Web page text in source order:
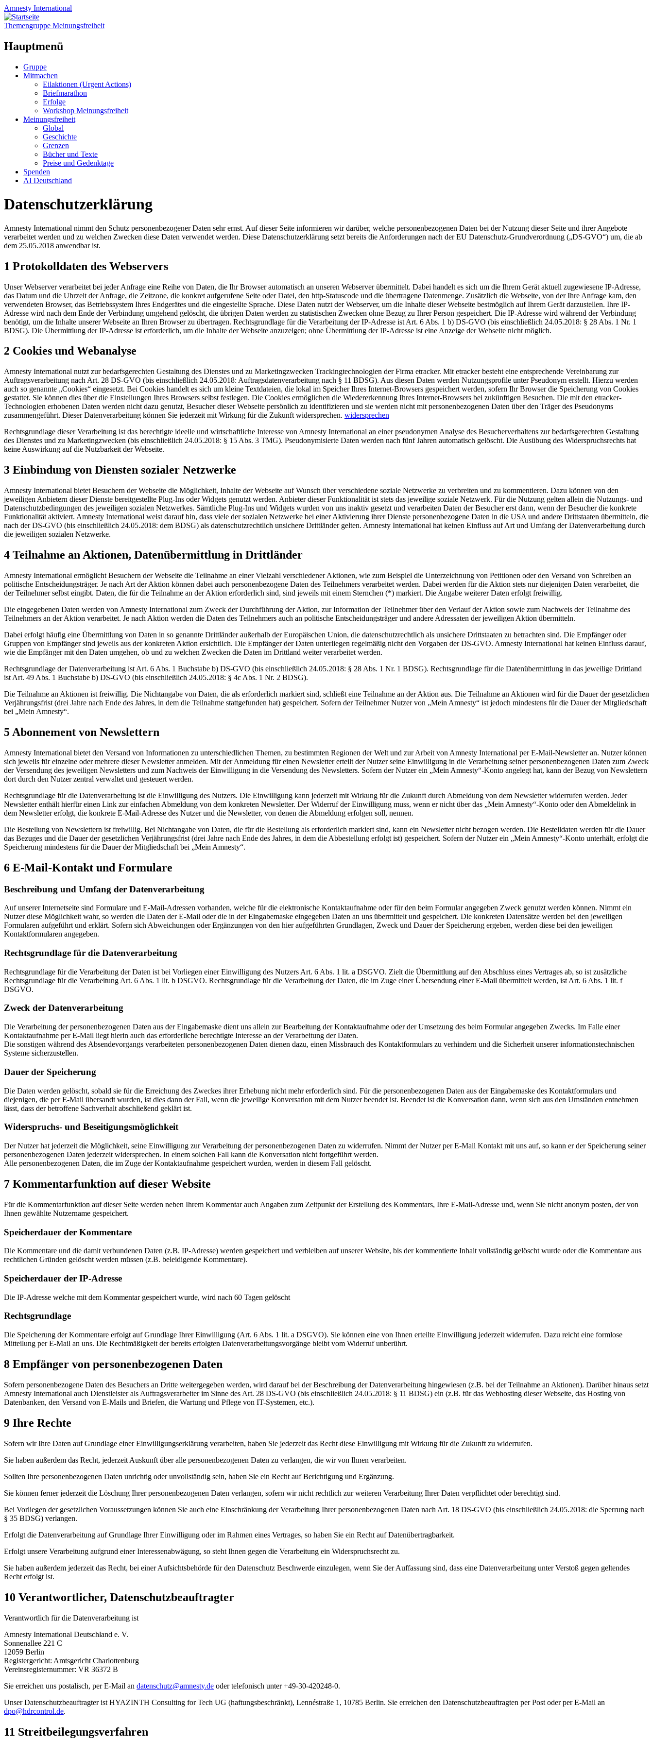
Amnesty International
Themengruppe Meinungsfreiheit
Hauptmenü
Zum
Inhalt
Gruppe
Mitmachen
Eilaktionen (Urgent Actions)
Briefmarathon
Erfolge
Workshop Meinungsfreiheit
Meinungsfreiheit
Global
Geschichte
Grenzen
Bücher und Texte
Preise und Gedenktage
Spenden
AI Deutschland
Datenschutzerklärung
Amnesty International nimmt den Schutz personenbezogener Daten sehr ernst. Auf dieser Seite informieren wir darüber, welche personenbezogenen Daten bei der Nutzung dieser Seite und ihrer Angebote
verarbeitet werden und zu welchen Zwecken diese Daten verwendet werden. Diese Datenschutzerklärung setzt bereits die Anforderungen nach der EU Datenschutz-Grundverordnung („DS-GVO“) um, die ab
dem 25.05.2018 anwendbar ist.
1 Protokolldaten des Webservers
Unser Webserver verarbeitet bei jeder Anfrage eine Reihe von Daten, die Ihr Browser automatisch an unseren Webserver übermittelt. Dabei handelt es sich um die Ihrem Gerät aktuell zugewiesene IP-Adresse,
das Datum und die Uhrzeit der Anfrage, die Zeitzone, die konkret aufgerufene Seite oder Datei, den http-Statuscode und die übertragene Datenmenge. Zusätzlich die Webseite, von der Ihre Anfrage kam, den
verwendeten Browser, das Betriebssystem Ihres Endgerätes und die eingestellte Sprache. Diese Daten nutzt der Webserver, um die Inhalte dieser Webseite bestmöglich auf Ihrem Gerät darzustellen. Ihre IP-
Adresse wird nach dem Ende der Verbindung umgehend gelöscht, die übrigen Daten werden zu statistischen Zwecken ohne Bezug zu Ihrer Person gespeichert. Die IP-Adresse wird während der Verbindung
benötigt, um die Inhalte unserer Webseite an Ihren Browser zu übertragen. Rechtsgrundlage für die Verarbeitung der IP-Adresse ist Art. 6 Abs. 1 b) DS-GVO (bis einschließlich 24.05.2018: § 28 Abs. 1 Nr. 1
BDSG). Die Übermittlung der IP-Adresse ist erforderlich, um die Inhalte der Webseite anzuzeigen; ohne Übermittlung der IP-Adresse ist eine Anzeige der Webseite nicht möglich.
2 Cookies und Webanalyse
Amnesty International nutzt zur bedarfsgerechten Gestaltung des Dienstes und zu Marketingzwecken Trackingtechnologien der Firma etracker. Mit etracker besteht eine entsprechende Vereinbarung zur
Auftragsverarbeitung nach Art. 28 DS-GVO (bis einschließlich 24.05.2018: Auftragsdatenverarbeitung nach § 11 BDSG). Aus diesen Daten werden Nutzungsprofile unter Pseudonym erstellt. Hierzu werden
auch so genannte „Cookies“ eingesetzt. Bei Cookies handelt es sich um kleine Textdateien, die lokal im Speicher Ihres Internet-Browsers gespeichert werden, sofern Ihr Browser die Speicherung von Cookies
gestattet. Sie können dies über die Einstellungen Ihres Browsers selbst festlegen. Die Cookies ermöglichen die Wiedererkennung Ihres Internet-Browsers bei zukünftigen Besuchen. Die mit den etracker-
Technologien erhobenen Daten werden nicht dazu genutzt, Besucher dieser Webseite persönlich zu identifizieren und sie werden nicht mit personenbezogenen Daten über den Träger des Pseudonyms
zusammengeführt. Dieser Datenverarbeitung können Sie jederzeit mit Wirkung für die Zukunft widersprechen. widersprechen
Rechtsgrundlage dieser Verarbeitung ist das berechtigte ideelle und wirtschaftliche Interesse von Amnesty International an einer pseudonymen Analyse des Besucherverhaltens zur bedarfsgerechten Gestaltung
des Dienstes und zu Marketingzwecken (bis einschließlich 24.05.2018: § 15 Abs. 3 TMG). Pseudonymisierte Daten werden nach fünf Jahren automatisch gelöscht. Die Ausübung des Widerspruchsrechts hat
keine Auswirkung auf die Nutzbarkeit der Webseite.
3 Einbindung von Diensten sozialer Netzwerke
Amnesty International bietet Besuchern der Webseite die Möglichkeit, Inhalte der Webseite auf Wunsch über verschiedene soziale Netzwerke zu verbreiten und zu kommentieren. Dazu können von den
jeweiligen Anbietern dieser Dienste bereitgestellte Plug-Ins oder Widgets genutzt werden. Anbieter dieser Funktionalität ist stets das jeweilige soziale Netzwerk. Für die Nutzung gelten allein die Nutzungs- und
Datenschutzbedingungen des jeweiligen sozialen Netzwerkes. Sämtliche Plug-Ins und Widgets wurden von uns inaktiv gesetzt und verarbeiten Daten der Besucher erst dann, wenn der Besucher die konkrete
Funktionalität aktiviert. Amnesty International weist darauf hin, dass viele der sozialen Netzwerke bei einer Aktivierung ihrer Dienste personenbezogene Daten in die USA und andere Drittstaaten übermitteln, die
nach der DS-GVO (bis einschließlich 24.05.2018: dem BDSG) als datenschutzrechtlich unsichere Drittländer gelten. Amnesty International hat keinen Einfluss auf Art und Umfang der Datenverarbeitung durch
die jeweiligen sozialen Netzwerke.
4 Teilnahme an Aktionen, Datenübermittlung in Drittländer
Amnesty International ermöglicht Besuchern der Webseite die Teilnahme an einer Vielzahl verschiedener Aktionen, wie zum Beispiel die Unterzeichnung von Petitionen oder den Versand von Schreiben an
politische Entscheidungsträger. Je nach Art der Aktion können dabei auch personenbezogene Daten des Teilnehmers verarbeitet werden. Dabei werden für die Aktion stets nur diejenigen Daten verarbeitet, die
der Teilnehmer selbst eingibt. Daten, die für die Teilnahme an der Aktion erforderlich sind, sind jeweils mit einem Sternchen (*) markiert. Die Angabe weiterer Daten erfolgt freiwillig.
Die eingegebenen Daten werden von Amnesty International zum Zweck der Durchführung der Aktion, zur Information der Teilnehmer über den Verlauf der Aktion sowie zum Nachweis der Teilnahme des
Teilnehmers an der Aktion verarbeitet. Je nach Aktion werden die Daten des Teilnehmers auch an politische Entscheidungsträger und andere Adressaten der jeweiligen Aktion übermitteln.
Dabei erfolgt häufig eine Übermittlung von Daten in so genannte Drittländer außerhalb der Europäischen Union, die datenschutzrechtlich als unsichere Drittstaaten zu betrachten sind. Die Empfänger oder
Gruppen von Empfänger sind jeweils aus der konkreten Aktion ersichtlich. Die Empfänger der Daten unterliegen regelmäßig nicht den Vorgaben der DS-GVO. Amnesty International hat keinen Einfluss darauf,
wie die Empfänger mit den Daten umgehen, ob und zu welchen Zwecken die Daten im Drittland weiter verarbeitet werden.
Rechtsgrundlage der Datenverarbeitung ist Art. 6 Abs. 1 Buchstabe b) DS-GVO (bis einschließlich 24.05.2018: § 28 Abs. 1 Nr. 1 BDSG). Rechtsgrundlage für die Datenübermittlung in das jeweilige Drittland
ist Art. 49 Abs. 1 Buchstabe b) DS-GVO (bis einschließlich 24.05.2018: § 4c Abs. 1 Nr. 2 BDSG).
Die Teilnahme an Aktionen ist freiwillig. Die Nichtangabe von Daten, die als erforderlich markiert sind, schließt eine Teilnahme an der Aktion aus. Die Teilnahme an Aktionen wird für die Dauer der gesetzlichen
Verjährungsfrist (drei Jahre nach Ende des Jahres, in dem die Teilnahme stattgefunden hat) gespeichert. Sofern der Teilnehmer Nutzer von „Mein Amnesty“ ist jedoch mindestens für die Dauer der Mitgliedschaft
bei „Mein Amnesty“.
5 Abonnement von Newslettern
Amnesty International bietet den Versand von Informationen zu unterschiedlichen Themen, zu bestimmten Regionen der Welt und zur Arbeit von Amnesty International per E-Mail-Newsletter an. Nutzer können
sich jeweils für einzelne oder mehrere dieser Newsletter anmelden. Mit der Anmeldung für einen Newsletter erteilt der Nutzer seine Einwilligung in die Verarbeitung seiner personenbezogenen Daten zum Zweck
der Versendung des jeweiligen Newsletters und zum Nachweis der Einwilligung in die Versendung des Newsletters. Sofern der Nutzer ein „Mein Amnesty“-Konto angelegt hat, kann der Bezug von Newslettern
dort durch den Nutzer zentral verwaltet und gesteuert werden.
Rechtsgrundlage für die Datenverarbeitung ist die Einwilligung des Nutzers. Die Einwilligung kann jederzeit mit Wirkung für die Zukunft durch Abmeldung von dem Newsletter widerrufen werden. Jeder
Newsletter enthält hierfür einen Link zur einfachen Abmeldung von dem konkreten Newsletter. Der Widerruf der Einwilligung muss, wenn er nicht über das „Mein Amnesty“-Konto oder den Abmeldelink in
dem Newsletter erfolgt, die konkrete E-Mail-Adresse des Nutzer und die Newsletter, von denen die Abmeldung erfolgen soll, nennen.
Die Bestellung von Newslettern ist freiwillig. Bei Nichtangabe von Daten, die für die Bestellung als erforderlich markiert sind, kann ein Newsletter nicht bezogen werden. Die Bestelldaten werden für die Dauer
das Bezuges und die Dauer der gesetzlichen Verjährungsfrist (drei Jahre nach Ende des Jahres, in dem die Abbestellung erfolgt ist) gespeichert. Sofern der Nutzer ein „Mein Amnesty“-Konto unterhält, erfolgt die
Speicherung mindestens für die Dauer der Mitgliedschaft bei „Mein Amnesty“.
6 E-Mail-Kontakt und Formulare
Beschreibung und Umfang der Datenverarbeitung
Auf unserer Internetseite sind Formulare und E-Mail-Adressen vorhanden, welche für die elektronische Kontaktaufnahme oder für den beim Formular angegeben Zweck genutzt werden können. Nimmt ein
Nutzer diese Möglichkeit wahr, so werden die Daten der E-Mail oder die in der Eingabemaske eingegeben Daten an uns übermittelt und gespeichert. Die konkreten Datensätze werden bei den jeweiligen
Formularen aufgeführt und erklärt. Sofern sich Abweichungen oder Ergänzungen von den hier aufgeführten Grundlagen, Zweck und Dauer der Speicherung ergeben, werden diese bei den jeweiligen
Kontaktformularen angegeben.
Rechtsgrundlage für die Datenverarbeitung
Rechtsgrundlage für die Verarbeitung der Daten ist bei Vorliegen einer Einwilligung des Nutzers Art. 6 Abs. 1 lit. a DSGVO. Zielt die Übermittlung auf den Abschluss eines Vertrages ab, so ist zusätzliche
Rechtsgrundlage für die Verarbeitung Art. 6 Abs. 1 lit. b DSGVO. Rechtsgrundlage für die Verarbeitung der Daten, die im Zuge einer Übersendung einer E-Mail übermittelt werden, ist Art. 6 Abs. 1 lit. f
DSGVO.
Zweck der Datenverarbeitung
Die Verarbeitung der personenbezogenen Daten aus der Eingabemaske dient uns allein zur Bearbeitung der Kontaktaufnahme oder der Umsetzung des beim Formular angegeben Zwecks. Im Falle einer
Kontaktaufnahme per E-Mail liegt hierin auch das erforderliche berechtigte Interesse an der Verarbeitung der Daten.
Die sonstigen während des Absendevorgangs verarbeiteten personenbezogenen Daten dienen dazu, einen Missbrauch des Kontaktformulars zu verhindern und die Sicherheit unserer informationstechnischen
Systeme sicherzustellen.
Dauer der Speicherung
Die Daten werden gelöscht, sobald sie für die Erreichung des Zweckes ihrer Erhebung nicht mehr erforderlich sind. Für die personenbezogenen Daten aus der Eingabemaske des Kontaktformulars und
diejenigen, die per E-Mail übersandt wurden, ist dies dann der Fall, wenn die jeweilige Konversation mit dem Nutzer beendet ist. Beendet ist die Konversation dann, wenn sich aus den Umständen entnehmen
lässt, dass der betroffene Sachverhalt abschließend geklärt ist.
Widerspruchs- und Beseitigungsmöglichkeit
Der Nutzer hat jederzeit die Möglichkeit, seine Einwilligung zur Verarbeitung der personenbezogenen Daten zu widerrufen. Nimmt der Nutzer per E-Mail Kontakt mit uns auf, so kann er der Speicherung seiner
personenbezogenen Daten jederzeit widersprechen. In einem solchen Fall kann die Konversation nicht fortgeführt werden.
Alle personenbezogenen Daten, die im Zuge der Kontaktaufnahme gespeichert wurden, werden in diesem Fall gelöscht.
7 Kommentarfunktion auf dieser Website
Für die Kommentarfunktion auf dieser Seite werden neben Ihrem Kommentar auch Angaben zum Zeitpunkt der Erstellung des Kommentars, Ihre E-Mail-Adresse und, wenn Sie nicht anonym posten, der von
Ihnen gewählte Nutzername gespeichert.
Speicherdauer der Kommentare
Die Kommentare und die damit verbundenen Daten (z.B. IP-Adresse) werden gespeichert und verbleiben auf unserer Website, bis der kommentierte Inhalt vollständig gelöscht wurde oder die Kommentare aus
rechtlichen Gründen gelöscht werden müssen (z.B. beleidigende Kommentare).
Speicherdauer der IP-Adresse
Die IP-Adresse welche mit dem Kommentar gespeichert wurde, wird nach 60 Tagen gelöscht
Rechtsgrundlage
Die Speicherung der Kommentare erfolgt auf Grundlage Ihrer Einwilligung (Art. 6 Abs. 1 lit. a DSGVO). Sie können eine von Ihnen erteilte Einwilligung jederzeit widerrufen. Dazu reicht eine formlose
Mitteilung per E-Mail an uns. Die Rechtmäßigkeit der bereits erfolgten Datenverarbeitungsvorgänge bleibt vom Widerruf unberührt.
8 Empfänger von personenbezogenen Daten
Sofern personenbezogene Daten des Besuchers an Dritte weitergegeben werden, wird darauf bei der Beschreibung der Datenverarbeitung hingewiesen (z.B. bei der Teilnahme an Aktionen). Darüber hinaus setzt
Amnesty International auch Dienstleister als Auftragsverarbeiter im Sinne des Art. 28 DS-GVO (bis einschließlich 24.05.2018: § 11 BDSG) ein (z.B. für das Webhosting dieser Webseite, das Hosting von
Datenbanken, den Versand von E-Mails und Briefen, die Wartung und Pflege von IT-Systemen, etc.).
9 Ihre Rechte
Sofern wir Ihre Daten auf Grundlage einer Einwilligungserklärung verarbeiten, haben Sie jederzeit das Recht diese Einwilligung mit Wirkung für die Zukunft zu widerrufen.
Sie haben außerdem das Recht, jederzeit Auskunft über alle personenbezogenen Daten zu verlangen, die wir von Ihnen verarbeiten.
Sollten Ihre personenbezogenen Daten unrichtig oder unvollständig sein, haben Sie ein Recht auf Berichtigung und Ergänzung.
Sie können ferner jederzeit die Löschung Ihrer personenbezogenen Daten verlangen, sofern wir nicht rechtlich zur weiteren Verarbeitung Ihrer Daten verpflichtet oder berechtigt sind.
Bei Vorliegen der gesetzlichen Voraussetzungen können Sie auch eine Einschränkung der Verarbeitung Ihrer personenbezogenen Daten nach Art. 18 DS-GVO (bis einschließlich 24.05.2018: die Sperrung nach
§ 35 BDSG) verlangen.
Erfolgt die Datenverarbeitung auf Grundlage Ihrer Einwilligung oder im Rahmen eines Vertrages, so haben Sie ein Recht auf Datenübertragbarkeit.
Erfolgt unsere Verarbeitung aufgrund einer Interessenabwägung, so steht Ihnen gegen die Verarbeitung ein Widerspruchsrecht zu.
Sie haben außerdem jederzeit das Recht, bei einer Aufsichtsbehörde für den Datenschutz Beschwerde einzulegen, wenn Sie der Auffassung sind, dass eine Datenverarbeitung unter Verstoß gegen geltendes
Recht erfolgt ist.
10 Verantwortlicher, Datenschutzbeauftragter
Verantwortlich für die Datenverarbeitung ist
Amnesty International Deutschland e. V.
Sonnenallee 221 C
12059 Berlin
Registergericht: Amtsgericht Charlottenburg
Vereinsregisternummer: VR 36372 B
Sie erreichen uns postalisch, per E-Mail an datenschutz@amnesty.de oder telefonisch unter +49-30-420248-0.
Unser Datenschutzbeauftragter ist HYAZINTH Consulting for Tech UG (haftungsbeschränkt), Lennéstraße 1, 10785 Berlin. Sie erreichen den Datenschutzbeauftragten per Post oder per E-Mail an
dpo@hdrcontrol.de.
11 Streitbeilegungsverfahren